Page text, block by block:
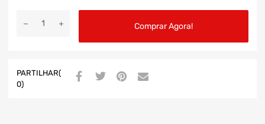
Comprar Agora!
PARTILHAR(
0)